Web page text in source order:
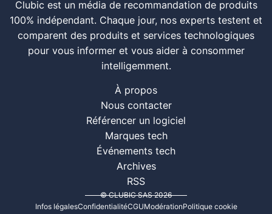
Clubic est un média de recommandation de produits
100% indépendant. Chaque jour, nos experts testent et
comparent des produits et services technologiques
pour vous informer et vous aider à consommer
intelligemment.
À propos
Nous contacter
Référencer un logiciel
Marques tech
Événements tech
Archives
RSS
© CLUBIC SAS 2026
Infos légalesConfidentialitéCGUModérationPolitique cookie